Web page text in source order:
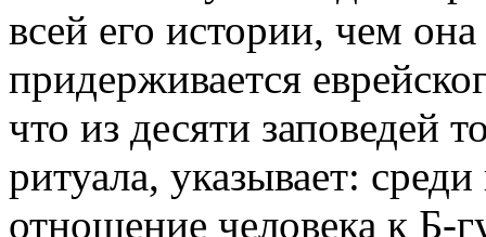
всей его истории, чем она
придерживается
что из десяти заповедей
ритуала, указывает:
отношение человека к Б-